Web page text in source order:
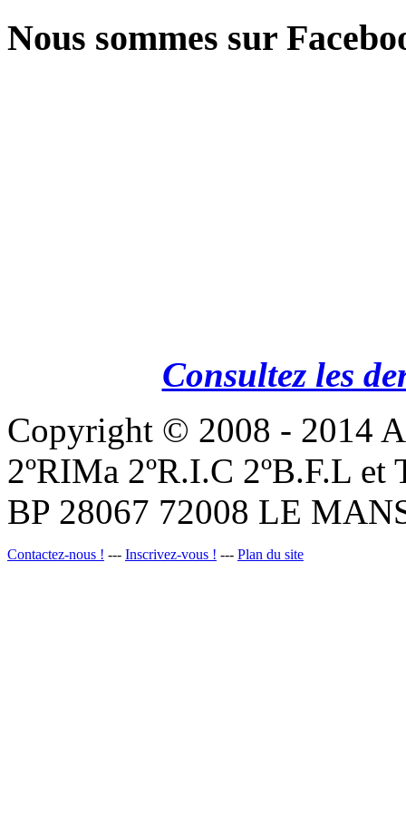
Nous sommes sur
Consultez les
Copyright © 2008 - 2014
2ºRIMa 2ºR.I.C 2ºB.F.L
BP 28067 72008 LE
Contactez-nous ! --- Inscrivez-vous ! --- Plan du site